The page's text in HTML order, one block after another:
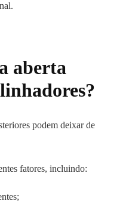
aberta
podem deixar de
fatores, incluindo: